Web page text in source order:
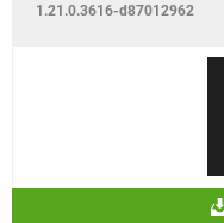
1.21.0.3616-d87012962